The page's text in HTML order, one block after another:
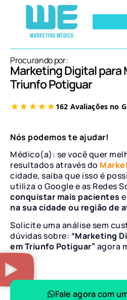
Procurando por:
Marketing Digital para
Triunfo Potiguar
Nós podemos te ajudar!
Médico(a): se você quer
resultados através do
cidade, saiba que isso é
utiliza o Google e as Redes
conquistar mais pacientes
na sua cidade ou região de
Solicite uma análise sem
dúvidas sobre: “Marketing
em Triunfo Potiguar” agora
Fale agora com